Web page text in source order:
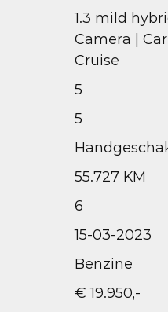
1.3 mild
Camera |
Cruise
5
5
55.727 KM
6
15-03-2023
Benzine
€ 19.950,-